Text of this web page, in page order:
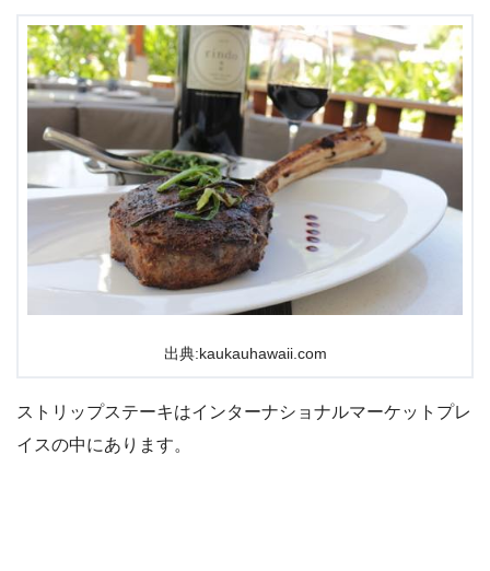
出典:kaukauhawaii.com
ストリップステーキはインターナショナルマーケットプレ
イスの中にあります。